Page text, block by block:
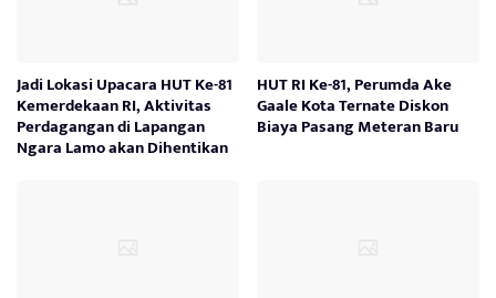
Jadi Lokasi Upacara HUT Ke-81
Kemerdekaan RI, Aktivitas
Perdagangan di Lapangan
Ngara Lamo akan Dihentikan
HUT RI Ke-81, Perumda Ake
Gaale Kota Ternate Diskon
Biaya Pasang Meteran Baru